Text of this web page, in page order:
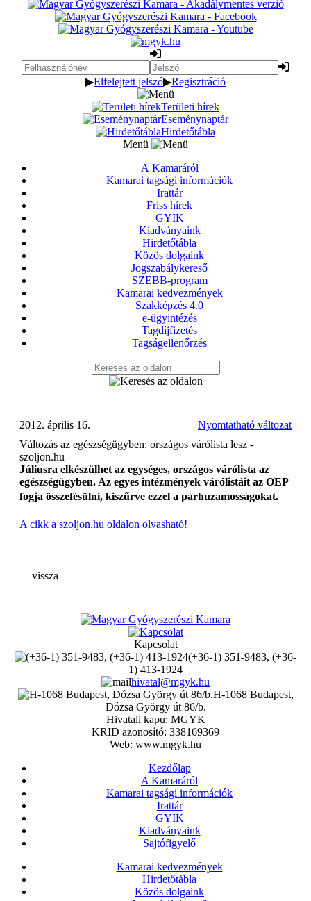
▶Elfelejtett jelszó▶Regisztráció
Területi hírek
Eseménynaptár
Hirdetőtábla
Menü
A Kamaráról
Kamarai tagsági információk
Irattár
Friss hírek
GYIK
Kiadványaink
Hirdetőtábla
Közös dolgaink
Jogszabálykereső
SZEBB-program
Kamarai kedvezmények
Szakképzés 4.0
e-ügyintézés
Tagdíjfizetés
Tagságellenőrzés
Nyomtatható változat
2012. április 16.
Változás az egészségügyben: országos várólista lesz -
szoljon.hu
Júliusra elkészülhet az egységes, országos várólista az
egészségügyben. Az egyes intézmények várólistáit az OEP
fogja összefésülni, kiszűrve ezzel a párhuzamosságokat.
A cikk a szoljon.hu oldalon olvasható!
vissza
Kapcsolat
(+36-1) 351-9483, (+36-
1) 413-1924
hivatal@mgyk.hu
H-1068 Budapest,
Dózsa György út 86/b.
Hivatali kapu: MGYK
KRID azonosító: 338169369
Web: www.mgyk.hu
Kezdőlap
A Kamaráról
Kamarai tagsági információk
Irattár
GYIK
Kiadványaink
Sajtófigyelő
Kamarai kedvezmények
Hirdetőtábla
Közös dolgaink